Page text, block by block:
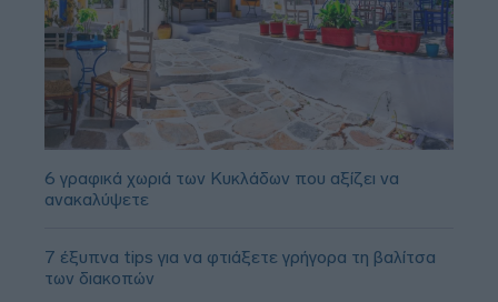
6 γραφικά χωριά των Κυκλάδων που αξίζει να
ανακαλύψετε
7 έξυπνα tips για να φτιάξετε γρήγορα τη βαλίτσα
των διακοπών